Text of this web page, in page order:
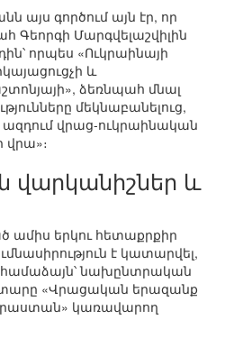
այս գործում այն էր, որ
Մարգվելաշվիլին
որպես «Ուկրաինայի
և
ձեռնպահ մնալ
մեկնաբանելուց,
վրաց-ուկրաինական
վրա»։
և
ամիս երկու հետաքրքիր
է կատարվել,
համաձայն՝ նախընտրական
«Վրացական երազանք
կառավարող